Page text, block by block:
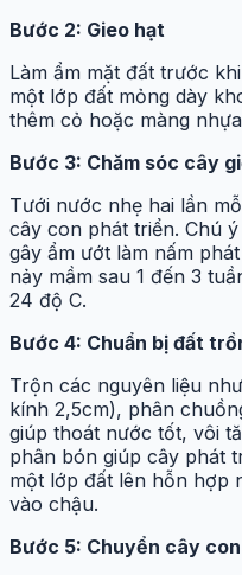
Bước 2: Gieo hạt
Làm ẩm mặt đất trước
một lớp đất mỏng dày
thêm cỏ hoặc màng
Bước 3: Chăm sóc cây
Tưới nước nhẹ hai lần
cây con phát triển. Chú
gây ẩm ướt làm nấm
nảy mầm sau 1 đến 3
24 độ C.
Bước 4: Chuẩn bị đất
Trộn các nguyên liệu
kính 2,5cm), phân
giúp thoát nước tốt, vôi
phân bón giúp cây phát
một lớp đất lên hỗn hợp
vào chậu.
Bước 5: Chuyển cây